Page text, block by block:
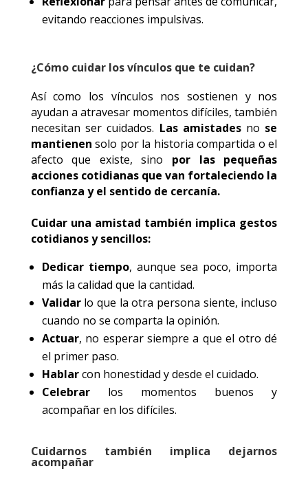
evitando reacciones impulsivas.
¿Cómo cuidar los vínculos que te cuidan?
Así como los vínculos nos sostienen y nos
ayudan a atravesar momentos difíciles, también
necesitan ser cuidados. Las amistadesno se
mantienensolo por la historia compartida o el
afecto que existe, sino por las pequeñas
acciones cotidianas que van fortaleciendo la
confianza y el sentido de cercanía.
Cuidar una amistad también implica gestos
cotidianos y sencillos:
Dedicar tiempo, aunque sea poco, importa
más la calidad que la cantidad.
Validar lo que la otra persona siente, incluso
cuando no se comparta la opinión.
Actuar, no esperar siempre a que el otro dé
el primer paso.
Hablarcon honestidad y desde el cuidado.
Celebrar los momentos buenos y
acompañar en los difíciles.
Cuidarnos también implica dejarnos
acompañar